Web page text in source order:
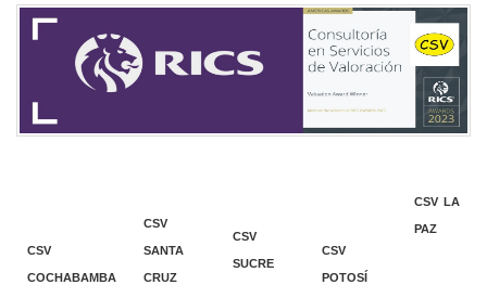
CSV
COCHABAMBA
CSV
SANTA
CRUZ
CSV
SUCRE
CSV
POTOSÍ
CSV LA
PAZ